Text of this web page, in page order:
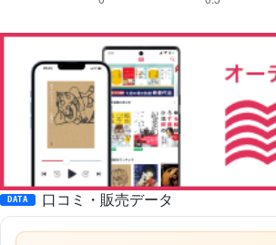
DATA 口コミ・販売データ